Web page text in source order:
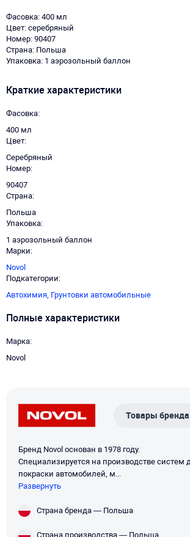
Фасовка: 400 мл
Цвет: серебряный
Номер: 90407
Страна: Польша
Упаковка: 1 аэрозольный баллон
Краткие характеристики
Фасовка
400 мл
Цвет
Серебряный
Номер
90407
Страна
Польша
Упаковка
1 аэрозольный баллон
Марки
Novol
Подкатегории
Автохимия, Грунтовки автомобильные
Полные характеристики
Марка
Novol
Товары бренда
Бренд Novol основан в 1978 году.
Специализируется на производстве систем
покраски автомобилей, м...
Развернуть
Страна бренда — Польша
Страна производства — Польша